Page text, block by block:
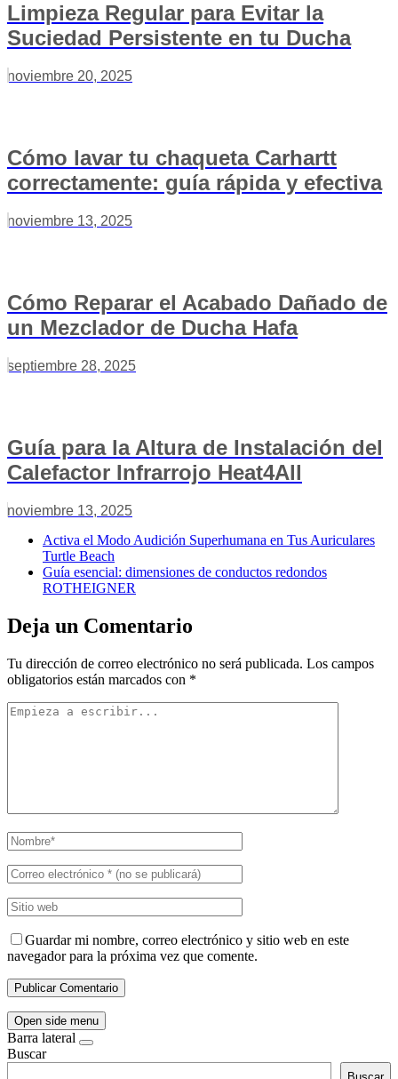
Limpieza Regular para Evitar la
Suciedad Persistente en tu Ducha
noviembre 20, 2025
Cómo lavar tu chaqueta Carhartt
correctamente: guía rápida y efectiva
noviembre 13, 2025
Cómo Reparar el Acabado Dañado de
un Mezclador de Ducha Hafa
septiembre 28, 2025
Guía para la Altura de Instalación del
Calefactor Infrarrojo Heat4All
noviembre 13, 2025
Activa el Modo Audición Superhumana en Tus Auriculares
Turtle Beach
Guía esencial: dimensiones de conductos redondos
ROTHEIGNER
Deja un Comentario
Tu dirección de correo electrónico no será publicada. Los campos
obligatorios están marcados con *
Guardar mi nombre, correo electrónico y sitio web en este
navegador para la próxima vez que comente.
Open side menu
Barra lateral
Buscar